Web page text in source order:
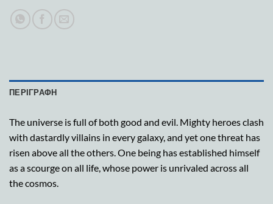
ΠΕΡΙΓΡΑΦΉ
The universe is full of both good and evil. Mighty heroes clash
with dastardly villains in every galaxy, and yet one threat has
risen above all the others. One being has established himself
as a scourge on all life, whose power is unrivaled across all
the cosmos.